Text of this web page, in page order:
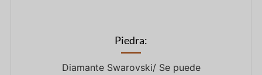
Piedra:
Diamante Swarovski/ Se puede